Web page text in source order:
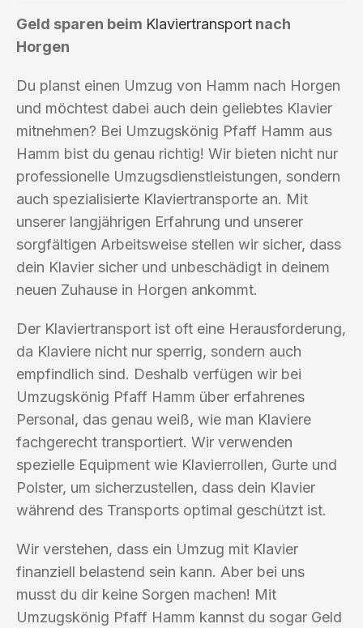
Geld sparen beim Klaviertransport nach
Horgen
Du planst einen Umzug von Hamm nach Horgen
und möchtest dabei auch dein geliebtes Klavier
mitnehmen? Bei Umzugskönig Pfaff Hamm aus
Hamm bist du genau richtig! Wir bieten nicht nur
professionelle Umzugsdienstleistungen, sondern
auch spezialisierte Klaviertransporte an. Mit
unserer langjährigen Erfahrung und unserer
sorgfältigen Arbeitsweise stellen wir sicher, dass
dein Klavier sicher und unbeschädigt in deinem
neuen Zuhause in Horgen ankommt.
Der Klaviertransport ist oft eine Herausforderung,
da Klaviere nicht nur sperrig, sondern auch
empfindlich sind. Deshalb verfügen wir bei
Umzugskönig Pfaff Hamm über erfahrenes
Personal, das genau weiß, wie man Klaviere
fachgerecht transportiert. Wir verwenden
spezielle Equipment wie Klavierrollen, Gurte und
Polster, um sicherzustellen, dass dein Klavier
während des Transports optimal geschützt ist.
Wir verstehen, dass ein Umzug mit Klavier
finanziell belastend sein kann. Aber bei uns
musst du dir keine Sorgen machen! Mit
Umzugskönig Pfaff Hamm kannst du sogar Geld